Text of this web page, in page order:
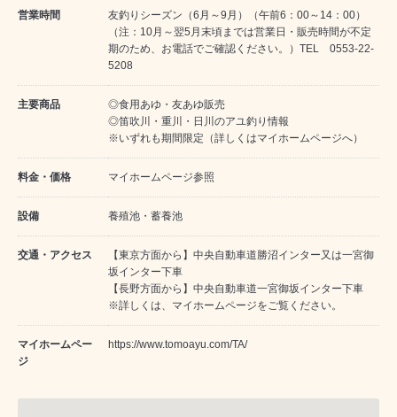
営業時間
友釣りシーズン（6月～9月）（午前6：00～14：00）
（注：10月～翌5月末頃までは営業日・販売時間が不定
期のため、お電話でご確認ください。）TEL 0553-22-
5208
主要商品
◎食用あゆ・友あゆ販売
◎笛吹川・重川・日川のアユ釣り情報
※いずれも期間限定（詳しくはマイホームページへ）
料金・価格 マイホームページ参照
設備 養殖池・蓄養池
交通・アクセス
【東京方面から】中央自動車道勝沼インター又は一宮御
坂インター下車
【長野方面から】中央自動車道一宮御坂インター下車
※詳しくは、マイホームページをご覧ください。
マイホームペー
ジ
https://www.tomoayu.com/TA/